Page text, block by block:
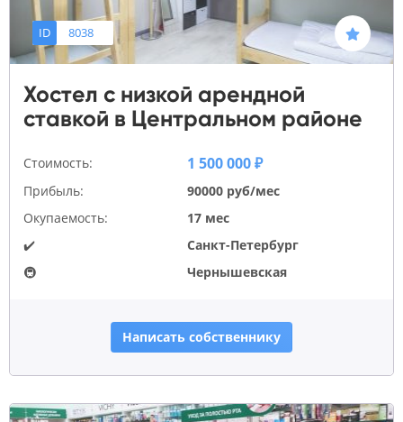
ID 8038
Хостел с низкой арендной
ставкой в Центральном районе
Стоимость: 1 500 000 ₽
Прибыль:
90000 руб/мес
Окупаемость:
17 мес
✔️
Санкт-Петербург
🚇
Чернышевская
Написать собственнику